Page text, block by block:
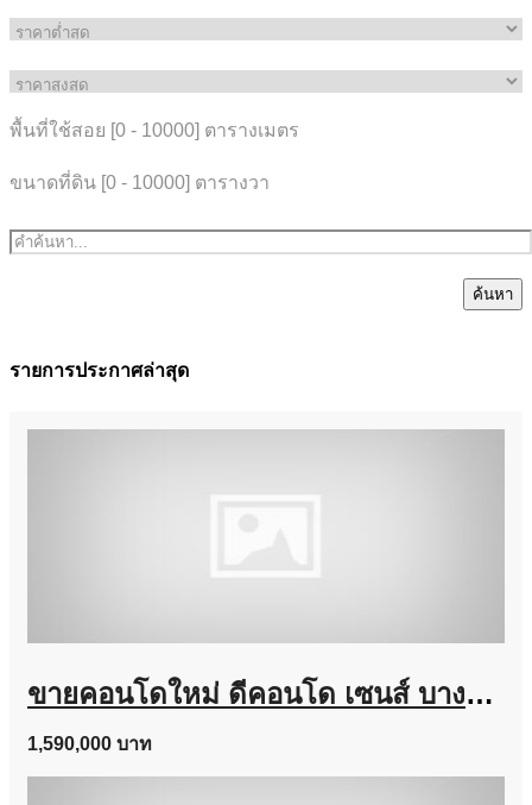
พื้นที่ใช้สอย [0 - 10000] ตารางเมตร
ขนาดที่ดิน [0 - 10000] ตารางวา
ค้นหา
รายการประกาศล่าสุด
ขายคอนโดใหม่ ดีคอนโด เซนส์ บางแสน ชลบุรี ใกล้ ม.บูรพา พร้อมอยู่ แต่งครบ โทร 0931681685
1,590,000 บาท